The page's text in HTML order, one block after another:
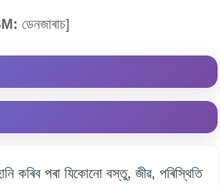
ডেনজাৰাচ]
পৰা যিকোনো বস্তু, জীৱ, পৰিস্থিতি